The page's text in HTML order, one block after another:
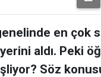
en çok
aldı. Peki
Söz